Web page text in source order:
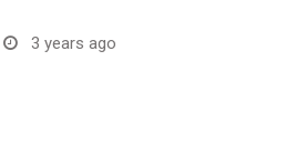
3 years ago